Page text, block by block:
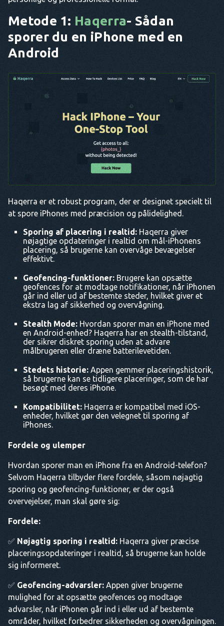
Metode 1: Haqerra- Sådan
sporer du en iPhone med en
Android
Haqerra er et robust program, der er designet specielt til
at spore iPhones med præcision og pålidelighed.
Sporing af placering i realtid: Haqerra giver
nøjagtige opdateringer i realtid om mål-iPhonens
placering, så brugerne kan overvåge bevægelser
effektivt.
Geofencing-funktioner: Brugere kan opsætte
geofences for at modtage notifikationer, når iPhonen
går ind eller ud af bestemte steder, hvilket giver et
ekstra lag af sikkerhed og overvågning.
Stealth Mode: Hvordan sporer man en iPhone med
en Android-enhed? Haqerra har en stealth-tilstand,
der sikrer diskret sporing uden at advare
målbrugeren eller dræne batterilevetiden.
Stedets historie: Appen gemmer placeringshistorik,
så brugerne kan se tidligere placeringer, som de har
besøgt med deres iPhone.
Kompatibilitet: Haqerra er kompatibel med iOS-
enheder, hvilket gør den velegnet til sporing af
iPhones.
Fordele og ulemper
Hvordan sporer man en iPhone fra en Android-telefon?
Selvom Haqerra tilbyder flere fordele, såsom nøjagtig
sporing og geofencing-funktioner, er der også
overvejelser, man skal gøre sig:
Fordele:
✅ Nøjagtig sporing i realtid: Haqerra giver præcise
placeringsopdateringer i realtid, så brugerne kan holde
sig informeret.
✅ Geofencing-advarsler: Appen giver brugerne
mulighed for at opsætte geofences og modtage
advarsler, når iPhonen går ind i eller ud af bestemte
områder, hvilket forbedrer sikkerheden og overvågningen.